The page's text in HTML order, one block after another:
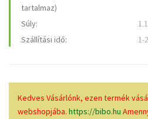
tartalmaz)
Súly:
Szállítási idő:
1-
Kedves Vásárlónk, ezen termék
webshopjába. https://bibo.hu